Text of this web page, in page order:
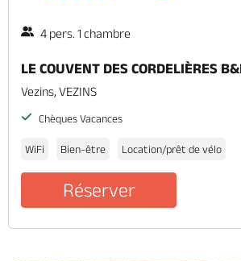
4 pers. 1 chambre
LE COUVENT DES CORDELIÈRES
Vezins, VEZINS
Chèques Vacances
WiFi Bien-être Location/prêt de vélo
Réserver